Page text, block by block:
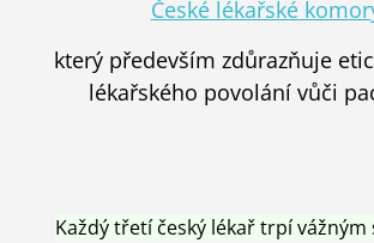
České lékařské
který především zdůrazňuje
lékařského povolání vůči
Každý třetí český lékař trpí